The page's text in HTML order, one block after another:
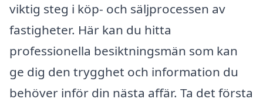
viktig steg i köp- och säljprocessen av
fastigheter. Här kan du hitta
professionella besiktningsmän som kan
ge dig den trygghet och information du
behöver inför din nästa affär. Ta det första